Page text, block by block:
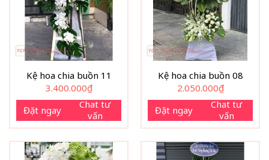
Kệ hoa chia buồn 11
3.400.000₫
Đặt ngay
Chat tư
vấn
Kệ hoa chia buồn 08
2.050.000₫
Đặt ngay
Chat tư
vấn